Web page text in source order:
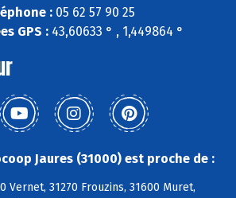
:05 62 57 90 25
GPS : 43,60633 ° , 1,449864 °
Jaures (31000) est proche de :
Vernet, 31270 Frouzins, 31600 Muret,